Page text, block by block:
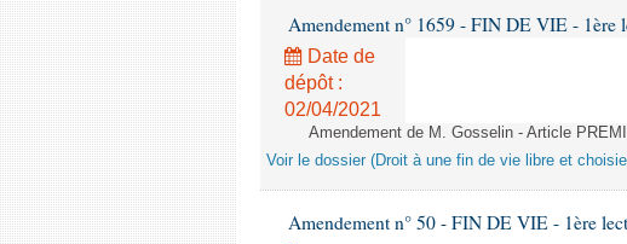
Amendement n° 1659 - FIN DE VIE - 1ère
Date de
dépôt :
02/04/2021
Amendement de M. Gosselin - Article
Voir le dossier (Droit à une fin de vie libre et
Amendement n° 50 - FIN DE VIE - 1ère